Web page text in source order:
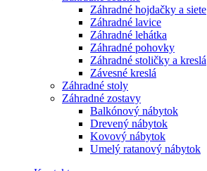
Záhradné hojdačky a siete
Záhradné lavice
Záhradné lehátka
Záhradné pohovky
Záhradné stoličky a kreslá
Závesné kreslá
Záhradné stoly
Záhradné zostavy
Balkónový nábytok
Drevený nábytok
Kovový nábytok
Umelý ratanový nábytok